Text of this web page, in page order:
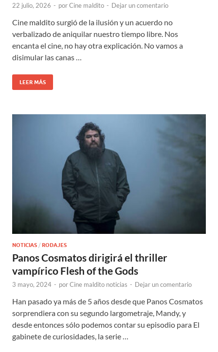
22 julio, 2026 - porCine maldito - Dejar un comentario
Cine maldito surgió de la ilusión y un acuerdo no
verbalizado de aniquilar nuestro tiempo libre. Nos
encanta el cine, no hay otra explicación. No vamos a
disimular las canas …
LEER MÁS
NOTICIAS / RODAJES
Panos Cosmatos dirigirá el thriller
vampírico Flesh of the Gods
3 mayo, 2024 - porCine maldito noticias - Dejar un comentario
Han pasado ya más de 5 años desde que Panos Cosmatos
sorprendiera con su segundo largometraje, Mandy, y
desde entonces sólo podemos contar su episodio para El
gabinete de curiosidades, la serie …